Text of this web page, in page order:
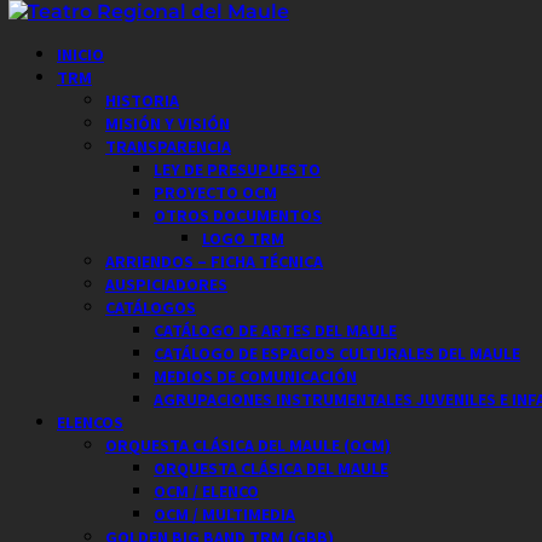
Saltar
contenido
Menú
principal
INICIO
TRM
HISTORIA
MISIÓN Y VISIÓN
TRANSPARENCIA
LEY DE PRESUPUESTO
PROYECTO OCM
OTROS DOCUMENTOS
LOGO TRM
ARRIENDOS – FICHA TÉCNICA
AUSPICIADORES
CATÁLOGOS
CATÁLOGO DE ARTES DEL MAULE
CATÁLOGO DE ESPACIOS CULTURALES DEL MAULE
MEDIOS DE COMUNICACIÓN
AGRUPACIONES INSTRUMENTALES JUVENILES E
ELENCOS
ORQUESTA CLÁSICA DEL MAULE (OCM)
ORQUESTA CLÁSICA DEL MAULE
OCM / ELENCO
OCM / MULTIMEDIA
GOLDEN BIG BAND TRM (GBB)